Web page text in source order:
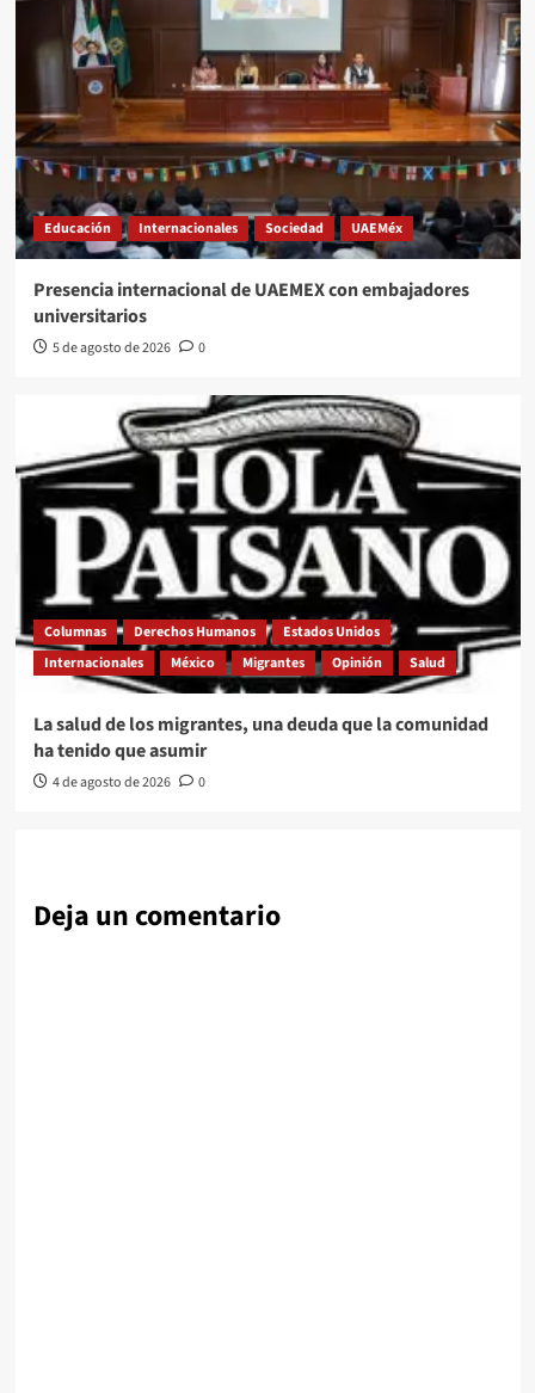
Educación Internacionales Sociedad UAEMéx
Presencia internacional de UAEMEX con embajadores
universitarios
5 de agosto de 2026 0
Columnas Derechos Humanos
Estados Unidos
Internacionales
México Migrantes Opinión Salud
La salud de los migrantes, una deuda que la comunidad
ha tenido que asumir
4 de agosto de 2026 0
Deja un comentario